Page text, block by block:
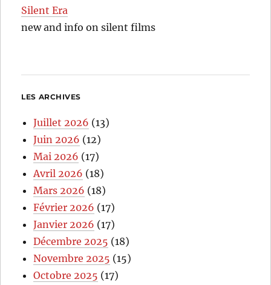
Silent Era
new and info on silent films
LES ARCHIVES
Juillet 2026 (13)
Juin 2026 (12)
Mai 2026 (17)
Avril 2026 (18)
Mars 2026 (18)
Février 2026 (17)
Janvier 2026 (17)
Décembre 2025 (18)
Novembre 2025 (15)
Octobre 2025 (17)